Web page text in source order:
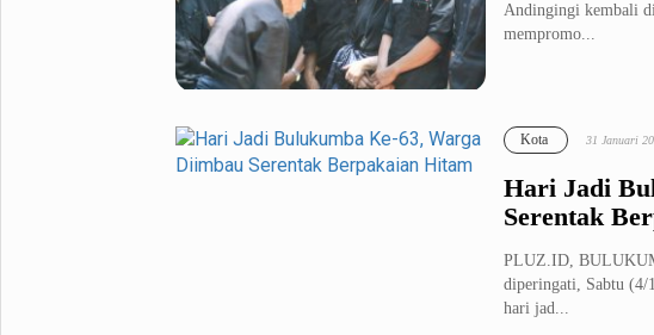
Andingingi kembali
mempromo...
Hari Jadi
Serentak
Kota 31 Januari
PLUZ.ID,
diperingati, Sabtu (4/
hari jad...